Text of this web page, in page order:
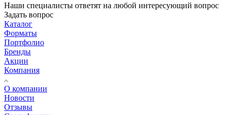
Наши специалисты ответят на любой интересующий вопрос
Задать вопрос
Каталог
Форматы
Портфолио
Бренды
Акции
Компания
О компании
Новости
Отзывы